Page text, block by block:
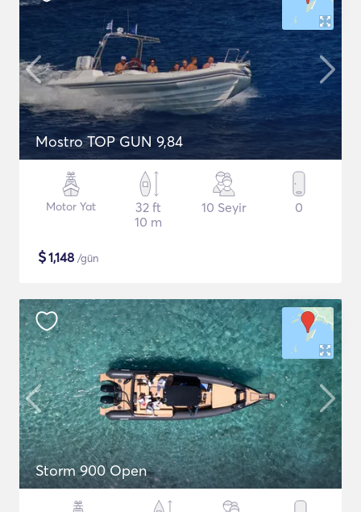
Mostro TOP GUN 9,84
Motor Yat
32 ft
10 m
10 Seyir 0
$1,148 /gün
Storm 900 Open